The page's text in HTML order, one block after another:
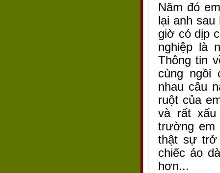
Năm đó
lại anh
giờ có dịp
nghiệp là
Thông tin
cùng ngồi
nhau câu
ruột của
và rất
trường em
thật sự trở
chiếc áo
hơn...